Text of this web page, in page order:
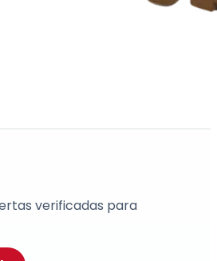
verificadas para